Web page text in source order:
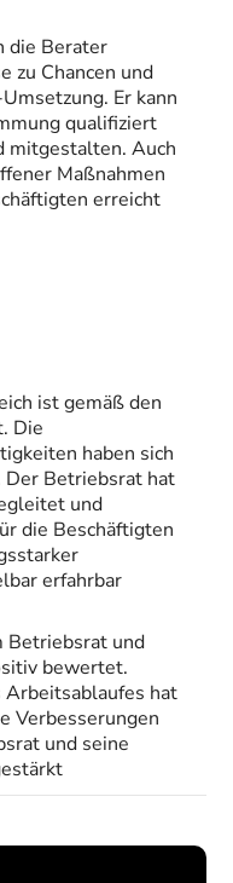
die Berater
zu Chancen und
Er kann
qualifiziert
mitgestalten. Auch
Maßnahmen
erreicht
ist gemäß den
Die
haben sich
Betriebsrat hat
und
die Beschäftigten
erfahrbar
Betriebsrat und
bewertet.
Arbeitsablaufes hat
Verbesserungen
und seine